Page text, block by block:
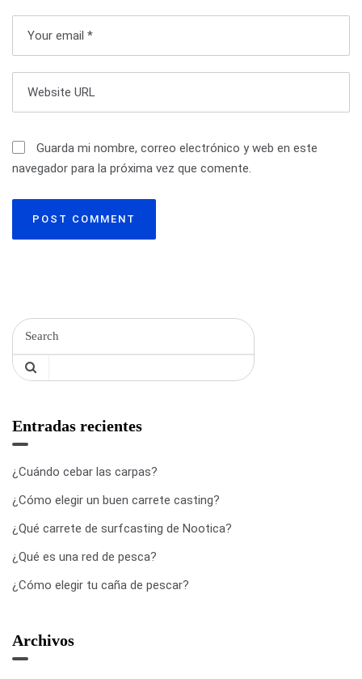
d
e
n
t
r
d
Guarda mi nombre, correo electrónico y web en este
navegador para la próxima vez que comente.
Entradas recientes
¿Cuándo cebar las carpas?
¿Cómo elegir un buen carrete casting?
¿Qué carrete de surfcasting de Nootica?
¿Qué es una red de pesca?
¿Cómo elegir tu caña de pescar?
Archivos